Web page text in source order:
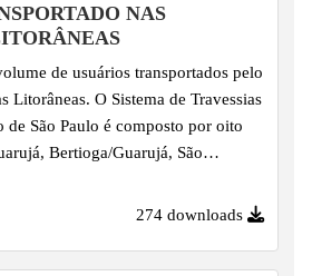
- Corpo de Bombeiros, Polícia
Paulo (PCSP), Polícia Militar do
NAS
de usuários transportados pelo
Litorâneas. O Sistema de Travessias
de São Paulo é composto por oito
Bertioga/Guarujá, São
Juréia, Cananéia/Ilha
Santos/Vicente de
274 downloads